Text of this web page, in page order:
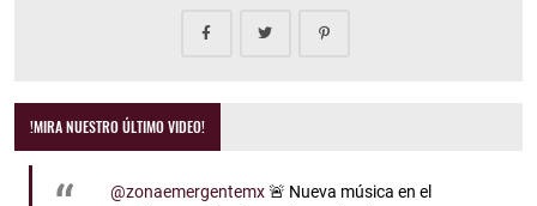
!MIRA NUESTRO ÚLTIMO VIDEO!
@zonaemergentemx🚨 Nueva música en el